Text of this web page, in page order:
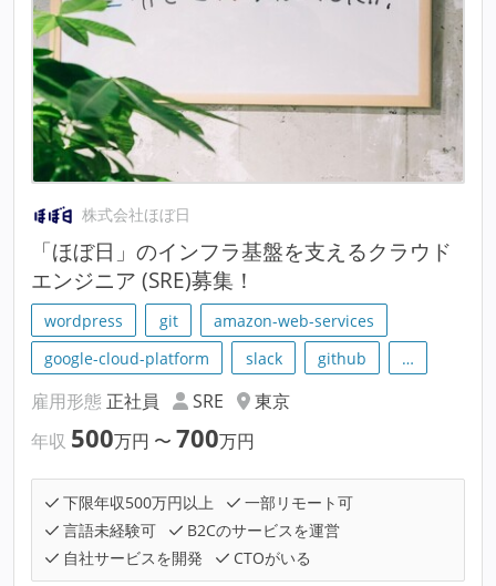
株式会社ほぼ日
「ほぼ日」のインフラ基盤を支えるクラウド
エンジニア (SRE)募集！
wordpress git
amazon-web-services
google-cloud-platform
slack github …
雇用形態 正社員 SRE
東京
年収 500万円 〜 700万円
下限年収500万円以上
一部リモート可
言語未経験可
B2Cのサービスを運営
自社サービスを開発
CTOがいる